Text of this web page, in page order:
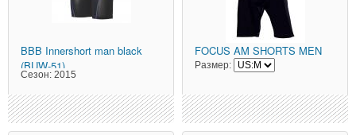
BBB Innershort man black
(BUW-51)
Сезон: 2015
FOCUS AM SHORTS MEN
Размер: